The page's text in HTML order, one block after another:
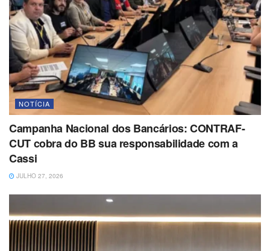
NOTÍCIA
Campanha Nacional dos Bancários: CONTRAF-
CUT cobra do BB sua responsabilidade com a
Cassi
JULHO 27, 2026